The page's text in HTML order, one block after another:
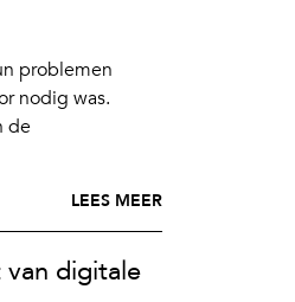
problemen
nodig was.
de
LEES MEER
digitale